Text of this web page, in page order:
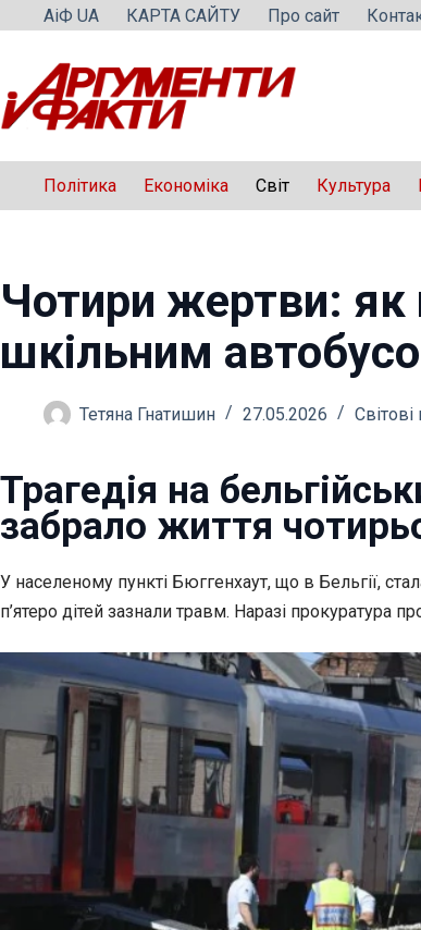
Перейти
вмісту
АіФ UA КАРТА САЙТУ Про сайт
Політика Економіка Світ Культура
Чотири жертви: як
шкільним
Тетяна Гнатишин 27.05.2026
Трагедія на
забрало життя
У населеному пункті Бюггенхаут, що в Бельгії,
п’ятеро дітей зазнали травм. Наразі прокуратура